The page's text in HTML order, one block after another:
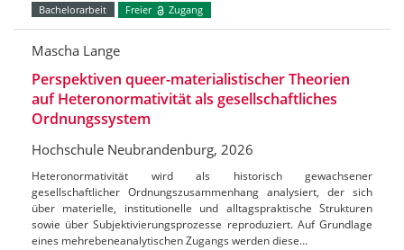
Bachelorarbeit Freier Zugang
Mascha Lange
Perspektiven queer-materialistischer Theorien
auf Heteronormativität als gesellschaftliches
Ordnungssystem
Hochschule Neubrandenburg, 2026
Heteronormativität wird als historisch gewachsener
gesellschaftlicher Ordnungszusammenhang analysiert, der sich
über materielle, institutionelle und alltagspraktische Strukturen
sowie über Subjektivierungsprozesse reproduziert. Auf Grundlage
eines mehrebeneanalytischen Zugangs werden diese…